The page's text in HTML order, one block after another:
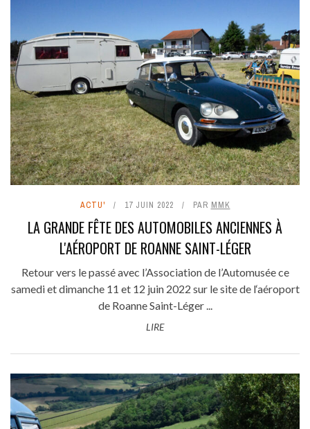
ACTU' 17 JUIN 2022 PAR MMK
LA GRANDE FÊTE DES AUTOMOBILES ANCIENNES À
L'AÉROPORT DE ROANNE SAINT-LÉGER
Retour vers le passé avec l’Association de l’Automusée ce
samedi et dimanche 11 et 12 juin 2022 sur le site de l‘aéroport
de Roanne Saint-Léger ...
LIRE